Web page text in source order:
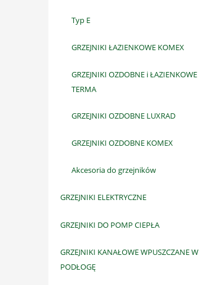
Typ E
GRZEJNIKI ŁAZIENKOWE KOMEX
GRZEJNIKI OZDOBNE i ŁAZIENKOWE
TERMA
GRZEJNIKI OZDOBNE LUXRAD
GRZEJNIKI OZDOBNE KOMEX
Akcesoria do grzejników
GRZEJNIKI ELEKTRYCZNE
GRZEJNIKI DO POMP CIEPŁA
GRZEJNIKI KANAŁOWE WPUSZCZANE W
PODŁOGĘ